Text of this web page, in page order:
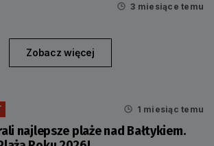
3 miesiące temu
Zobacz więcej
1 miesiąc temu
najlepsze plaże nad Bałtykiem.